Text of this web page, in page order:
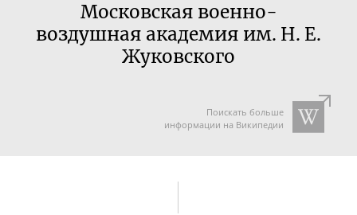
Московская военно-
воздушная академия им. Н. Е.
Жуковского
Поискать больше
информации на Википедии